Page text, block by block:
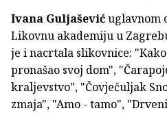
Ivana Guljaševićuglavnom
Likovnu akademiju u
je i nacrtala slikovnice:
pronašao svoj dom",
kraljevstvo", "Čovječuljak
zmaja", "Amo - tamo",